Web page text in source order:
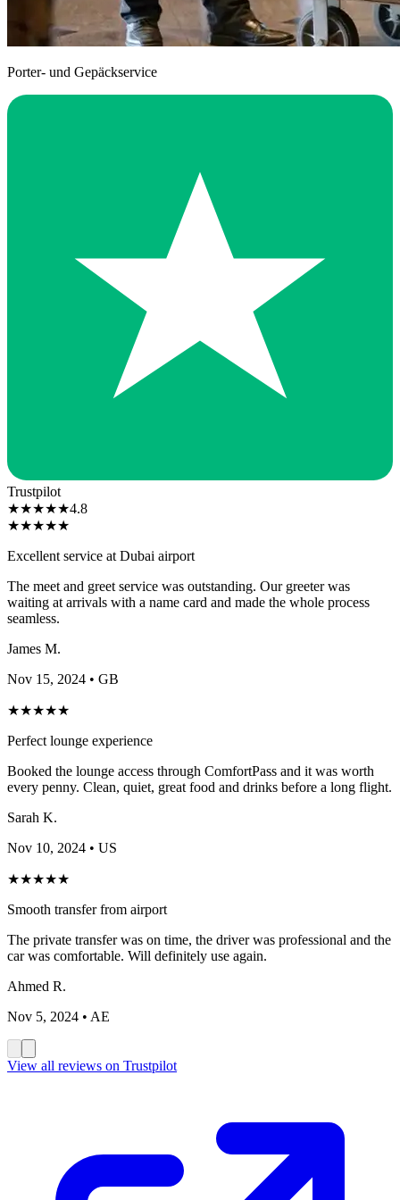
Porter- und Gepäckservice
Trustpilot
★★★★★4.8
★★★★★
Excellent service at Dubai airport
The meet and greet service was outstanding. Our greeter was
waiting at arrivals with a name card and made the whole process
seamless.
James M.
Nov 15, 2024 • GB
★★★★★
Perfect lounge experience
Booked the lounge access through ComfortPass and it was worth
every penny. Clean, quiet, great food and drinks before a long flight.
Sarah K.
Nov 10, 2024 • US
★★★★★
Smooth transfer from airport
The private transfer was on time, the driver was professional and the
car was comfortable. Will definitely use again.
Ahmed R.
Nov 5, 2024 • AE
View all reviews on Trustpilot